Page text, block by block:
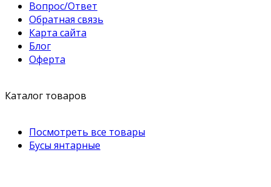
Вопрос/Ответ
Обратная связь
Карта сайта
Блог
Оферта
Каталог товаров
Посмотреть все товары
Бусы янтарные